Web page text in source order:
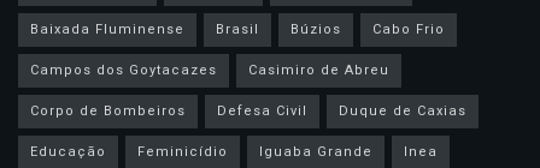
Baixada Fluminense
Brasil Búzios
Cabo Frio
Campos dos Goytacazes
Casimiro de Abreu
Corpo de Bombeiros
Defesa Civil
Duque de Caxias
Educação
Feminicídio Iguaba Grande
Inea